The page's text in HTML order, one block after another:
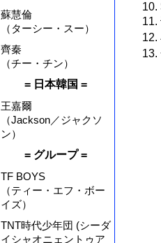
蘇慧倫
（ターシー・スー）
齊秦
（チー・チン）
= 日本韓国 =
王嘉爾
（Jackson／ジャクソ
ン）
= グループ =
TF BOYS
（ティー・エフ・ボー
イズ）
TNT時代少年団 (シーダ
イシャオニェントゥア
10.
11.
12.
13.